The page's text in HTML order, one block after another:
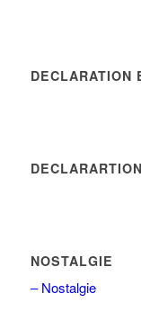
DECLARATION
NOSTALGIE
– Nostalgie